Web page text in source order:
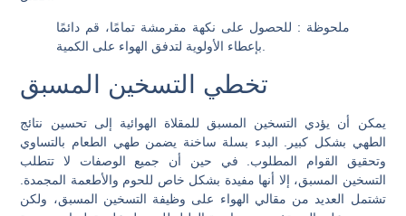
ملحوظة : للحصول على نكهة مقرمشة تمامًا، قم دائمًا
تخطي التسخين المسبق
يمكن أن يؤدي التسخين المسبق للمقلاة الهوائية إلى تحسين نتائج
الطهي بشكل كبير. البدء بسلة ساخنة يضمن طهي الطعام بالتساوي
وتحقيق القوام المطلوب. في حين أن جميع الوصفات لا تتطلب
التسخين المسبق، إلا أنها مفيدة بشكل خاص للحوم والأطعمة المجمدة.
تشتمل العديد من مقالي الهواء على وظيفة التسخين المسبق، ولكن